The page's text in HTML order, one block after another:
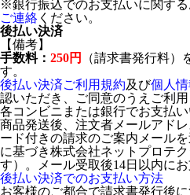
※銀行振込でのお支払いに関す
ご連絡 ください。
後払い決済
【備考】
手数料： 250円
（請求書発行料）
す。
後払い決済ご利用規約及び個人
認いただき、ご同意のうえご利用
各コンビニまたは銀行でお支払い
商品発送後、注文者メールアド
ード付きの請求のご案内メール
に基づき株式会社ネットプロテ
す）。メール受取後14日以内にお
後払い決済でのお支払い方法
お客様のご都合で請求書発行後